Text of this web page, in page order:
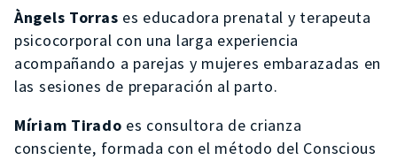
Àngels Torras es educadora prenatal y terapeuta
psicocorporal con una larga experiencia
acompañando a parejas y mujeres embarazadas en
las sesiones de preparación al parto.
Míriam Tirado es consultora de crianza
consciente, formada con el método del Conscious